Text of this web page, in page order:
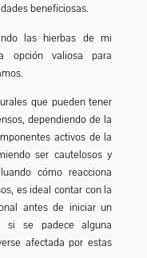
beneficiosas.
las hierbas de mi
opción valiosa para
que pueden tener
dependiendo de la
activos de la
ser cautelosos y
cómo reacciona
es ideal contar con la
antes de iniciar un
si se padece alguna
afectada por estas